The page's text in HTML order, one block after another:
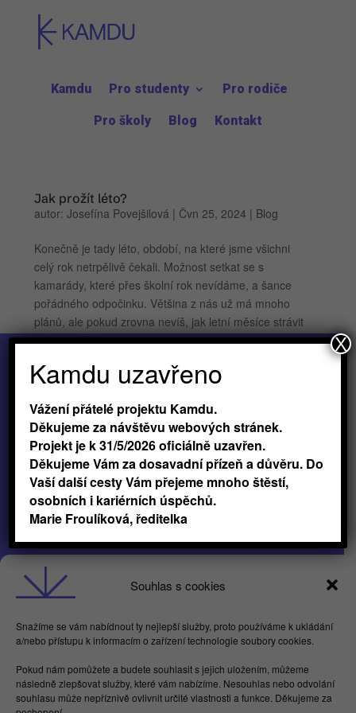
Souhlas s cookies
Snažíme se vám nabídnout ty nejlepší služby, proto používáme k ukládání
a/nebo přístupu k informacím o zařízení technologie soubory cookies.
Pokud nám pomůžete a budete souhlasit s jejich uložením, můžeme
následně zlepšovat služby, které vám nabízíme. Nesouhlas nebo odvolání
souhlasu může nepříznivě ovlivnit určité vlastnosti a funkce. Děkujeme za
Kamdu Pro studenty Pro rodiče
Pro školy Blog Kontakt
Jak prožít léto?
autor:Josefína Povejšilová | Čvn 25, 2024 | Blog
Konečně je tady léto, období, na které jsme všichni
celý rok netrpělivě čekali. Možnost setkat se s
kamarády, které přes školní rok nevídáme, a šance
pořádného odpočinku. Většina z nás už má mnoho
plánů, ale pokud zrovna nevíš, jak letní měsíce strávit
nebo co dělat,...
Obchodní podmínky
GDPR
Butterflies For Future, z.ú. Londýnská 254/7,
Vinohrady
Praha 2 120 00
IČ 17615755
Kamdu uzavřeno
Vážení přátelé projektu Kamdu.
Děkujeme za návštěvu webových stránek.
Projekt je k 31/5/2026 oficiálně uzavřen.
Děkujeme Vám za dosavadní přízeň a důvěru. Do
Vaší další cesty Vám přejeme mnoho štěstí,
osobních i kariérních úspěchů.
Marie Froulíková, ředitelka
X